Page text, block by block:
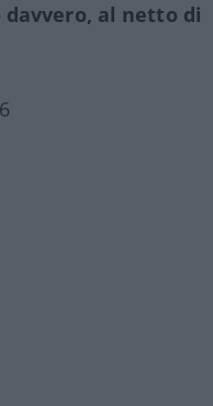
davvero, al netto di